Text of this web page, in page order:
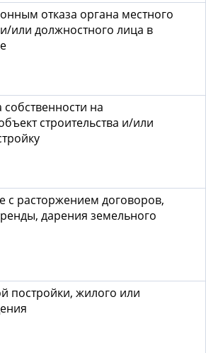
отказа органа местного
или должностного лица в
на
строительства и/или
с расторжением договоров,
дарения земельного
постройки, жилого или